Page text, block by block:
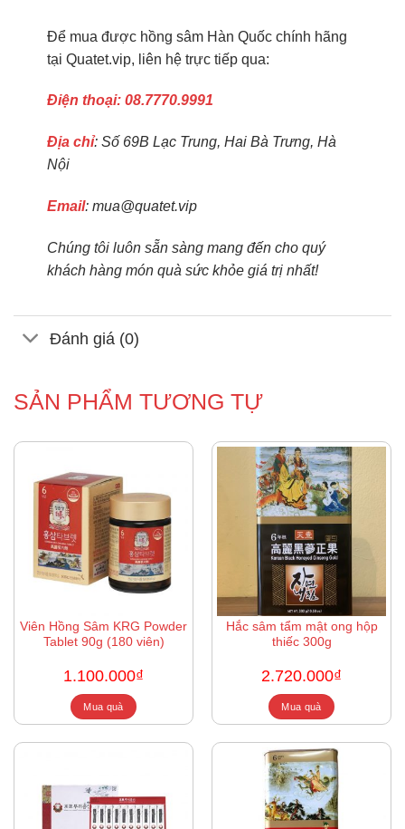
Để mua được hồng sâm Hàn Quốc chính hãng
tại Quatet.vip, liên hệ trực tiếp qua:
Điện thoại: 08.7770.9991
Địa chỉ: Số 69B Lạc Trung, Hai Bà Trưng, Hà
Nội
Email: mua@quatet.vip
Chúng tôi luôn sẵn sàng mang đến cho quý
khách hàng món quà sức khỏe giá trị nhất!
Đánh giá (0)
SẢN PHẨM TƯƠNG TỰ
Viên Hồng Sâm KRG Powder
Tablet 90g (180 viên)
1.100.000₫
Mua quà
Hắc sâm tẩm mật ong hộp
thiếc 300g
2.720.000₫
Mua quà